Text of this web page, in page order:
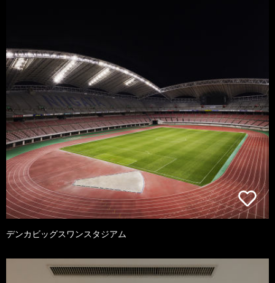
デンカビッグスワンスタジアム